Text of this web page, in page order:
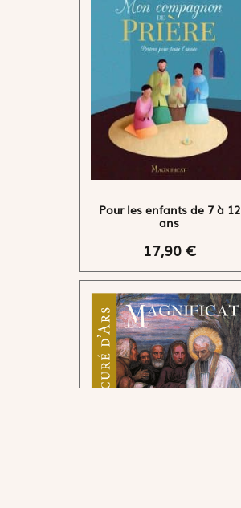
Pour les enfants de 7 à 12
ans
17,90 €